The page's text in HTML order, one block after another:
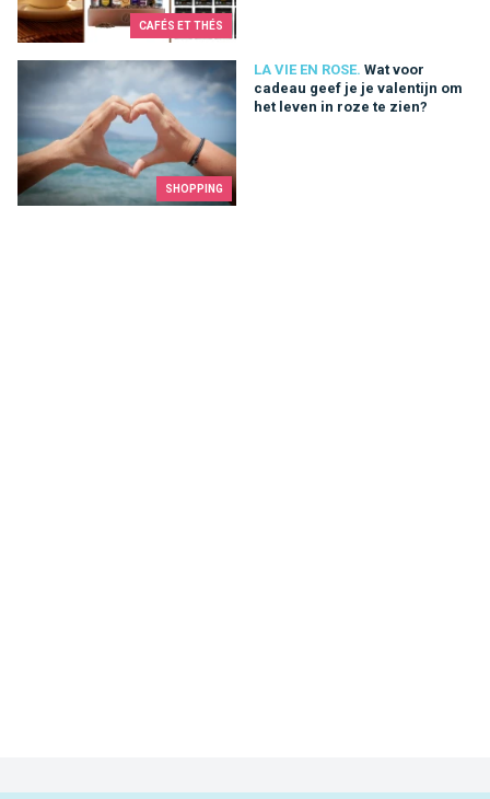
CAFÉS ET THÉS
SHOPPING
LA VIE EN ROSE. Wat voor
cadeau geef je je valentijn om
het leven in roze te zien?
Wat voor cadeau geef je je valentijn om het leven in roze te